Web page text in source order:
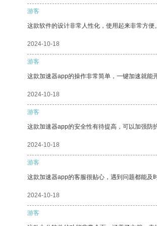
游客
这款软件的设计非常人性化，使用起来非常方便。
2024-10-18
游客
这款加速器app的操作非常简单，一键加速就能
2024-10-18
游客
这款加速器app的安全性有待提高，可以加强防
2024-10-18
游客
这款加速器app的客服很贴心，遇到问题都能及
2024-10-18
游客